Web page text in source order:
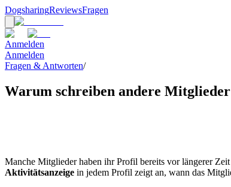
DogsharingReviewsFragen
Anmelden
Anmelden
Fragen & Antworten/
Warum schreiben andere
Manche Mitglieder haben ihr Profil bereits vor längerer
Aktivitätsanzeige in jedem Profil zeigt an, wann das